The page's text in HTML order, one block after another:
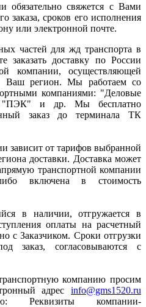
обязательно свяжется с Вами
заказа, сроков его исполнения
или электронной почте.
частей для жд транспорта в
доставку по России
компании, осуществляющей
Ваш регион. Мы работаем со
компаниями: "Деловые
"ПЭК" и др. Мы бесплатно
заказ до терминала ТК
зависит от тарифов выбранной
доставки. Доставка может
транспортной компании
включена в стоимость
в наличии, отгружается в
оплаты на расчетный
с Заказчиком. Сроки отгрузки
заказ, согласовываются с
компанию просим
адрес info@gms1520.ru
Реквизиты компании-